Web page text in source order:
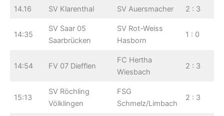
14.16 SV Klarenthal SV Auersmacher 2 : 3
14:35
SV Saar 05
Saarbrücken
SV Rot-Weiss
Hasborn
1 : 0
14:54 FV 07 Diefflen
FC Hertha
Wiesbach
2 : 3
15:13
SV Röchling
Völklingen
FSG
Schmelz/Limbach
2 : 3